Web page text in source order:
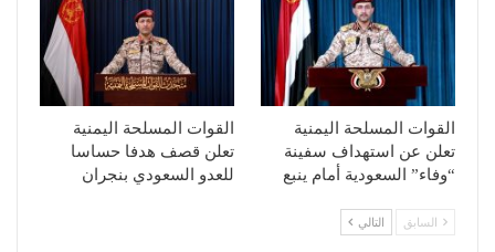
القوات المسلحة اليمنية
تعلن عن استهداف سفينة
“وفاء” السعودية أمام ينبع
القوات المسلحة اليمنية
تعلن قصف هدفا حساسا
للعدو السعودي بنجران
السابق التالي